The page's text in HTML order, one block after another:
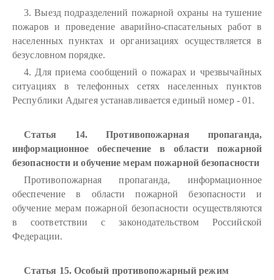
3. Выезд подразделений пожарной охраны на тушение
пожаров и проведение аварийно-спасательных работ в
населенных пунктах и организациях осуществляется в
безусловном порядке.
4. Для приема сообщений о пожарах и чрезвычайных
ситуациях в телефонных сетях населенных пунктов
Республики Адыгея устанавливается единый номер - 01.
Статья 14. Противопожарная пропаганда,
информационное обеспечение в области пожарной
безопасности и обучение мерам пожарной безопасности
Противопожарная пропаганда, информационное
обеспечение в области пожарной безопасности и
обучение мерам пожарной безопасности осуществляются
в соответствии с законодательством Российской
Федерации.
Статья 15. Особый противопожарный режим